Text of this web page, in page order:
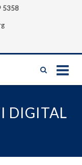
5358
DIGITAL